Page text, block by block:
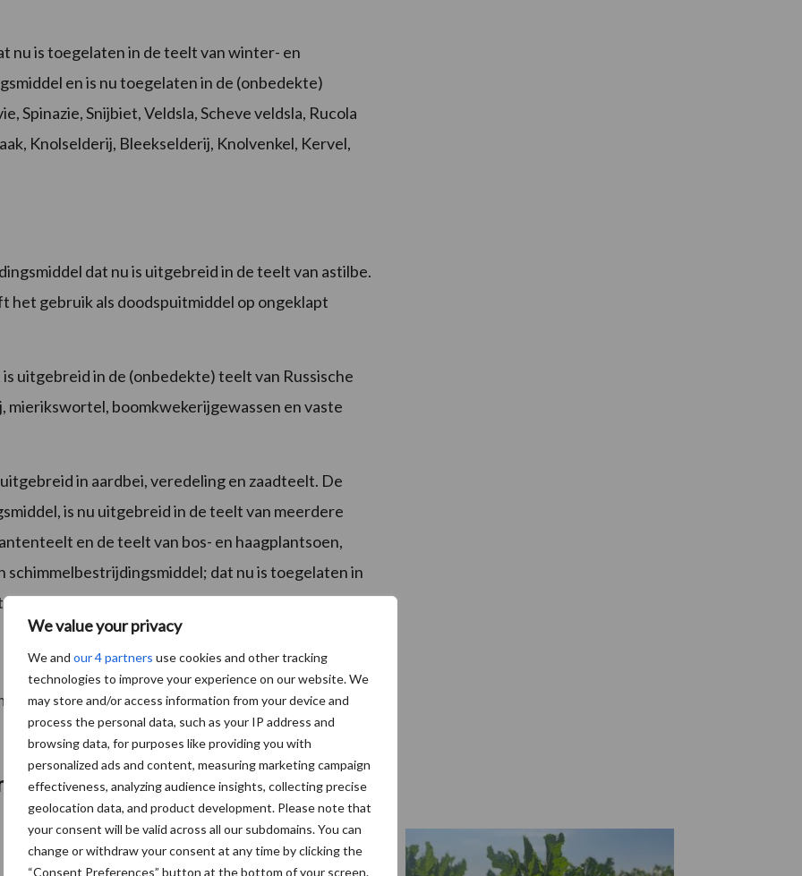
We value your privacy
We and our 4 partners use cookies and other tracking
technologies to improve your experience on our website. We
may store and/or access information from your device and
process the personal data, such as your IP address and
browsing data, for purposes like providing you with
personalized ads and content, measuring marketing campaign
effectiveness, analyzing audience insights, collecting precise
geolocation data, and product development. Please note that
your consent will be valid across all our subdomains. You can
change or withdraw your consent at any time by clicking the
“Consent Preferences” button at the bottom of your screen.
nu is toegelaten in de teelt van winter- en
en is nu toegelaten in de (onbedekte)
Spinazie, Snijbiet, Veldsla, Scheve veldsla, Rucola
Knolselderij, Bleekselderij, Knolvenkel, Kervel,
dat nu is uitgebreid in de teelt van astilbe.
het gebruik als doodspuitmiddel op ongeklapt
uitgebreid in de (onbedekte) teelt van Russische
mierikswortel, boomkwekerijgewassen en vaste
in aardbei, veredeling en zaadteelt. De
is nu uitgebreid in de teelt van meerdere
en de teelt van bos- en haagplantsoen,
schimmelbestrijdingsmiddel; dat nu is toegelaten in
van tulp en lelie.
is ingetrokken.